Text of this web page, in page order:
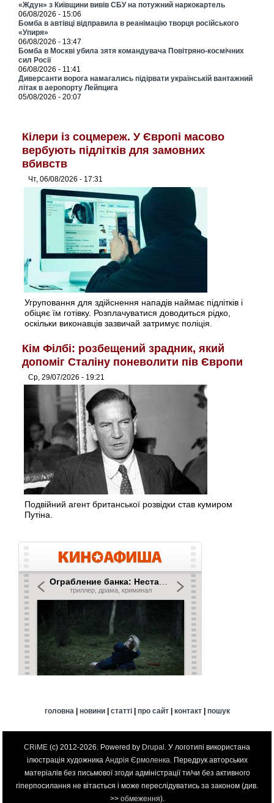
«Ждун» з Київщини вивів СБУ на потужний наркокартель
06/08/2026 - 15:06
Бомба в автівці відправила в реанімацію творця російського
«Упиря»
06/08/2026 - 13:47
Бомба в Москві убила зятя командувача Повітряно-космічних
сил Росії
06/08/2026 - 11:41
Диверсанти ворога намагались підірвати українській вантажний
літак в аеропорту Лейпцига
05/08/2026 - 20:07
Кілери із соцмереж. У Європі масово
вербують підлітків для замовних
вбивств
Чт, 06/08/2026 - 17:31
Угруповання для здійснення нападів наймає підлітків і
обіцяє їм готівку. Розплачуватися доводиться рідко,
оскільки виконавців зазвичай затримує поліція.
Кім Філбі: розбещений зрадник, який
допоміг Сталіну поневолити пів Європи
Ср, 29/07/2026 - 19:21
Подвійний агент британської розвідки став кумиром
Путіна.
головна | новини| статті| про сайт| контакт| пошук
CRiME (c) 2012-2026. Powered by Drupal . У логотипі використана
ілюстрація художника Андрія Єрмоленка . Передрук авторських
матеріалів без письмової згоди адміністрації ти/чи без активного
гіперпосилання не вітається і може переслідуватись за законом (див.
>> обмеження).